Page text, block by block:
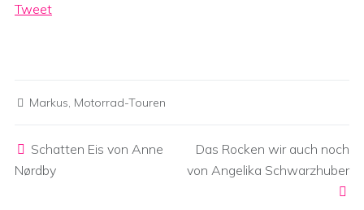
Tweet
Markus, Motorrad-Touren
Schatten Eis von Anne
Nørdby
Das Rocken wir auch noch
von Angelika Schwarzhuber